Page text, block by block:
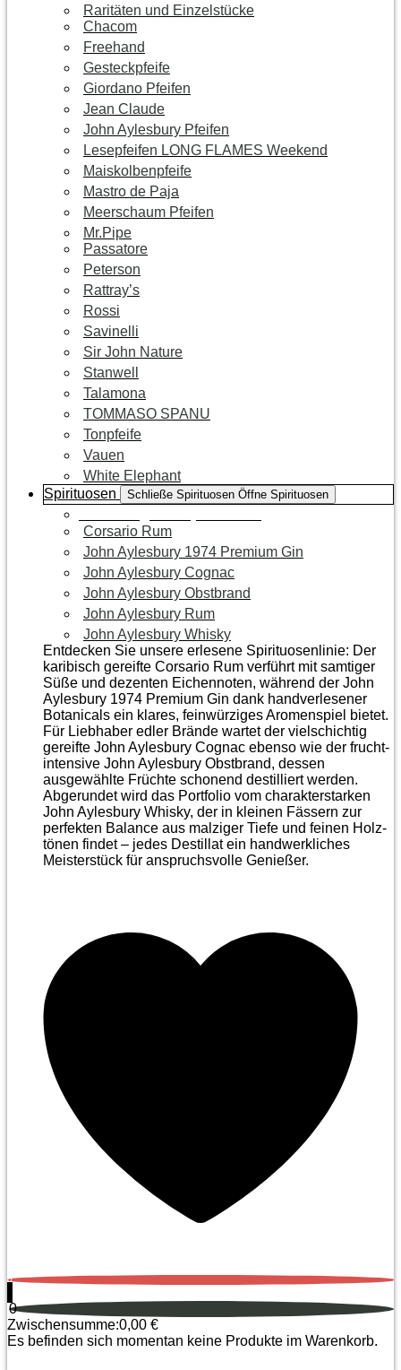
Raritäten und Einzelstücke
Chacom
Freehand
Gesteckpfeife
Giordano Pfeifen
Jean Claude
John Aylesbury Pfeifen
Lesepfeifen LONG FLAMES Weekend
Maiskolbenpfeife
Mastro de Paja
Meerschaum Pfeifen
Mr.Pipe
Passatore
Peterson
Rattray’s
Rossi
Savinelli
Sir John Nature
Stanwell
Talamona
TOMMASO SPANU
Tonpfeife
Vauen
White Elephant
Spirituosen
Schließe Spirituosen Öffne Spirituosen
Corsario Rum
John Aylesbury 1974 Premium Gin
John Aylesbury Cognac
John Aylesbury Obstbrand
John Aylesbury Rum
John Aylesbury Whisky
Entdecken Sie unsere erlesene Spirituosenlinie: Der
karibisch gereifte Corsario Rum verführt mit samtiger
Süße und dezenten Eichen­noten, während der John
Aylesbury 1974 Premium Gin dank handverlesener
Botanicals ein klares, feinwürziges Aromenspiel bietet.
Für Liebhaber edler Brände wartet der vielschichtig
gereifte John Aylesbury Cognac ebenso wie der frucht­
intensive John Aylesbury Obstbrand, dessen
ausgewählte Früchte schonend destilliert werden.
Abgerundet wird das Portfolio vom charakterstarken
John Aylesbury Whisky, der in kleinen Fässern zur
perfekten Balance aus malziger Tiefe und feinen Holz­
tönen findet – jedes Destillat ein handwerkliches
Meister­stück für anspruchsvolle Genießer.
0
0
Zwischensumme:0,00 €
Es befinden sich momentan keine Produkte im Warenkorb.